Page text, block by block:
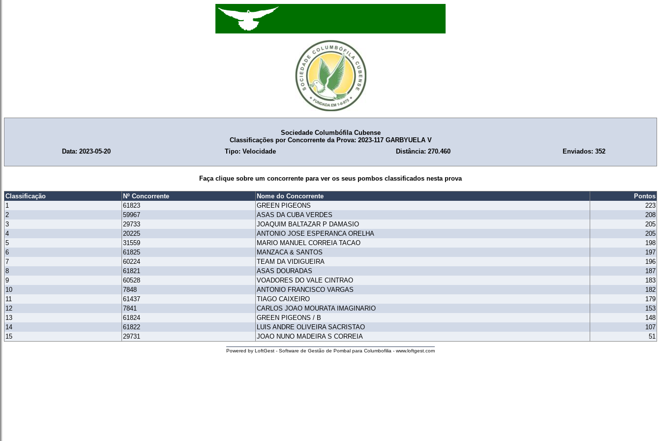
Sociedade Columbófila Cubense
Classificações por Concorrente da Prova: 2023-117 GARBYUELA V
Data: 2023-05-20
Tipo: Velocidade Distância: 270.460 Enviados: 352
Faça clique sobre um concorrente para ver os seus pombos classificados nesta prova
Classificação Nº Concorrente Nome do Concorrente
Pontos
1
61823 GREEN PIGEONS
223
2
59967 ASAS DA CUBA VERDES
208
3
29733 JOAQUIM BALTAZAR P DAMASIO
205
4
20225 ANTONIO JOSE ESPERANCA ORELHA
205
5
31559 MARIO MANUEL CORREIA TACAO
198
6
61825 MANZACA & SANTOS
197
7
60224 TEAM DA VIDIGUEIRA
196
8
61821 ASAS DOURADAS
187
9
60528 VOADORES DO VALE CINTRAO
183
10
7848 ANTONIO FRANCISCO VARGAS
182
11
61437 TIAGO CAIXEIRO
179
12
7841 CARLOS JOAO MOURATA IMAGINARIO
153
13
61824 GREEN PIGEONS / B
148
14
61822 LUIS ANDRE OLIVEIRA SACRISTAO
107
15
29731 JOAO NUNO MADEIRA S CORREIA 51
Powered by LoftGest - Software de Gestão de Pombal para Columbofilia - www.loftgest.com